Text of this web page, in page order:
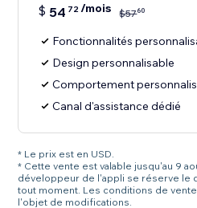
$ 54 72/mois $5760
Fonctionnalités
Design personnalisable
Comportement
Canal d'assistance dédié
* Le prix est en USD.
* Cette vente est valable jusqu'au 9
développeur de l'appli se réserve le
tout moment. Les conditions de
l'objet de modifications.